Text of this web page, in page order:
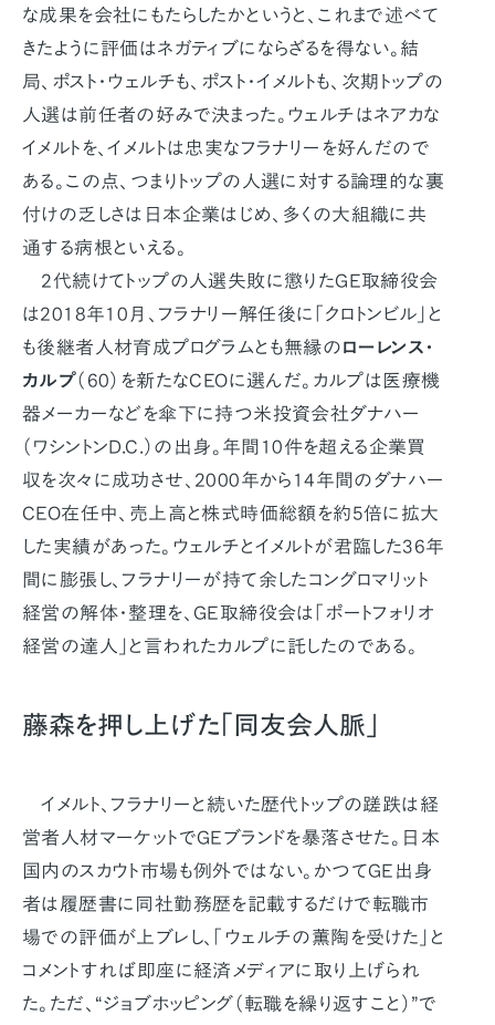
な成果を会社にもたらしたかというと、これまで述べて
きたように評価はネガティブにならざるを得ない。結
局、ポスト・ウェルチも、ポスト・イメルトも、次期トップの
人選は前任者の好みで決まった。ウェルチはネアカな
イメルトを、イメルトは忠実なフラナリーを好んだので
ある。この点、つまりトップの人選に対する論理的な裏
付けの乏しさは日本企業はじめ、多くの大組織に共
通する病根といえる。
2代続けてトップの人選失敗に懲りたGE取締役会
は2018年10月、フラナリー解任後に「クロトンビル」と
も後継者人材育成プログラムとも無縁のローレンス・
カルプ（60）を新たなCEOに選んだ。カルプは医療機
器メーカーなどを傘下に持つ米投資会社ダナハー
（ワシントンD.C.）の出身。年間10件を超える企業買
収を次々に成功させ、2000年から14年間のダナハー
CEO在任中、売上高と株式時価総額を約5倍に拡大
した実績があった。ウェルチとイメルトが君臨した36年
間に膨張し、フラナリーが持て余したコングロマリット
経営の解体・整理を、GE取締役会は「ポートフォリオ
経営の達人」と言われたカルプに託したのである。
藤森を押し上げた「同友会人脈」
イメルト、フラナリーと続いた歴代トップの蹉跌は経
営者人材マーケットでGEブランドを暴落させた。日本
国内のスカウト市場も例外ではない。かつてGE出身
者は履歴書に同社勤務歴を記載するだけで転職市
場での評価が上ブレし、「ウェルチの薫陶を受けた」と
コメントすれば即座に経済メディアに取り上げられ
た。ただ、“ジョブホッピング（転職を繰り返すこと）”で